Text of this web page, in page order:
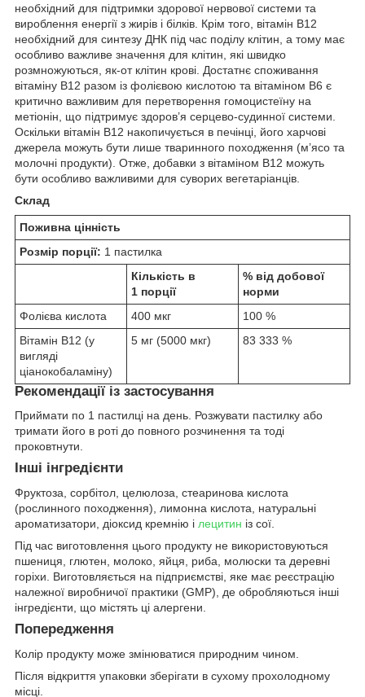
необхідний для підтримки здорової нервової системи та
вироблення енергії з жирів і білків. Крім того, вітамін B12
необхідний для синтезу ДНК під час поділу клітин, а тому має
особливо важливе значення для клітин, які швидко
розмножуються, як-от клітин крові. Достатнє споживання
вітаміну B12 разом із фолієвою кислотою та вітаміном B6 є
критично важливим для перетворення гомоцистеїну на
метіонін, що підтримує здоров’я серцево-судинної системи.
Оскільки вітамін B12 накопичується в печінці, його харчові
джерела можуть бути лише тваринного походження (м’ясо та
молочні продукти). Отже, добавки з вітаміном B12 можуть
бути особливо важливими для суворих вегетаріанців.
Склад
Поживна цінність
Розмір порції: 1 пастилка
Кількість в
1 порції
% від добової
норми
Фолієва кислота
400 мкг
100 %
Вітамін B12 (у
вигляді
ціанокобаламіну)
5 мг (5000 мкг) 83 333 %
Рекомендації із застосування
Приймати по 1 пастилці на день. Розжувати пастилку або
тримати його в роті до повного розчинення та тоді
проковтнути.
Інші інгредієнти
Фруктоза, сорбітол, целюлоза, стеаринова кислота
(рослинного походження), лимонна кислота, натуральні
ароматизатори, діоксид кремнію і лецитин із сої.
Під час виготовлення цього продукту не використовуються
пшениця, глютен, молоко, яйця, риба, молюски та деревні
горіхи. Виготовляється на підприємстві, яке має реєстрацію
належної виробничої практики (GMP), де обробляються інші
інгредієнти, що містять ці алергени.
Попередження
Колір продукту може змінюватися природним чином.
Після відкриття упаковки зберігати в сухому прохолодному
місці.